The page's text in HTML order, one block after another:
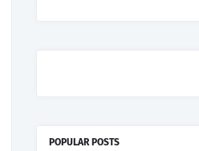
POPULAR POSTS